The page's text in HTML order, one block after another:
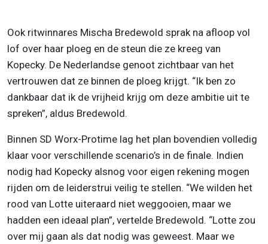
Ook ritwinnares Mischa Bredewold sprak na afloop vol
lof over haar ploeg en de steun die ze kreeg van
Kopecky. De Nederlandse genoot zichtbaar van het
vertrouwen dat ze binnen de ploeg krijgt. “Ik ben zo
dankbaar dat ik de vrijheid krijg om deze ambitie uit te
spreken”, aldus Bredewold.
Binnen SD Worx-Protime lag het plan bovendien volledig
klaar voor verschillende scenario’s in de finale. Indien
nodig had Kopecky alsnog voor eigen rekening mogen
rijden om de leiderstrui veilig te stellen. “We wilden het
rood van Lotte uiteraard niet weggooien, maar we
hadden een ideaal plan”, vertelde Bredewold. “Lotte zou
over mij gaan als dat nodig was geweest. Maar we